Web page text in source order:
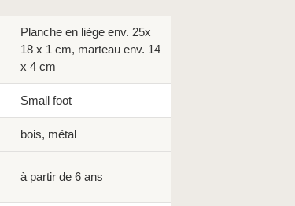
Planche en liège env. 25x
18 x 1 cm, marteau env. 14
x 4 cm
Small foot
bois, métal
à partir de 6 ans